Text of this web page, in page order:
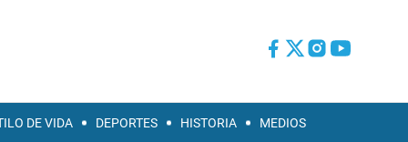
DE VIDA DEPORTES HISTORIA MEDIOS